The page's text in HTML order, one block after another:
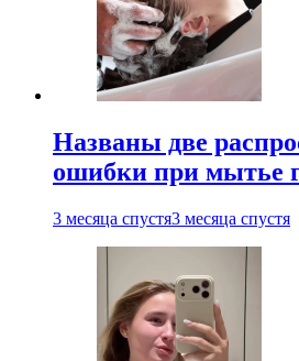
Названы две
ошибки при мытье
3 месяца спустя3 месяца спустя